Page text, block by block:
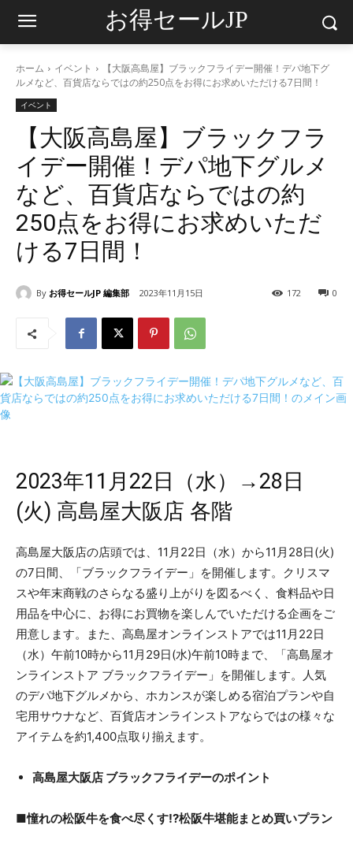
お得セールJP
ホーム イベント
【大阪高島屋】ブラックフライデー開催！デパ地下グ
ルメなど、百貨店ならではの約250点をお得にお求めいただける7日間！
イベント
【大阪高島屋】ブラックフラ
イデー開催！デパ地下グルメ
など、百貨店ならではの約
250点をお得にお求めいただ
ける7日間！
By お得セールJP 編集部 2023年11月15日 0
172
2023年11月22日（水）→28日
(火) 高島屋大阪店 各階
高島屋大阪店の店頭では、11月22日（水）から11月28日(火)
の7日間、「ブラックフライデー」を開催します。クリスマ
スや年末商戦のさらなる盛り上がりを図るべく、食料品や日
用品を中心に、お得にお買物を楽しんでいただける企画をご
用意します。また、高島屋オンラインストアでは11月22日
（水）午前10時から11月29日(水)午前10時まで、「高島屋オ
ンラインストア ブラックフライデー」を開催します。人気
のデパ地下グルメから、ホカンスが楽しめる宿泊プランや自
宅用サウナなど、百貨店オンラインストアならではの様々な
アイテムを約1,400点取り揃えます。
高島屋大阪店 ブラックフライデーのポイント
■憧れの松阪牛を食べ尽くす!?松阪牛堪能まとめ買いプラン